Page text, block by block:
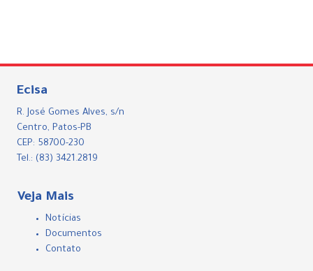
Ecisa
R. José Gomes Alves, s/n
Centro, Patos-PB
CEP: 58700-230
Tel.: (83) 3421.2819
Veja Mais
Notícias
Documentos
Contato